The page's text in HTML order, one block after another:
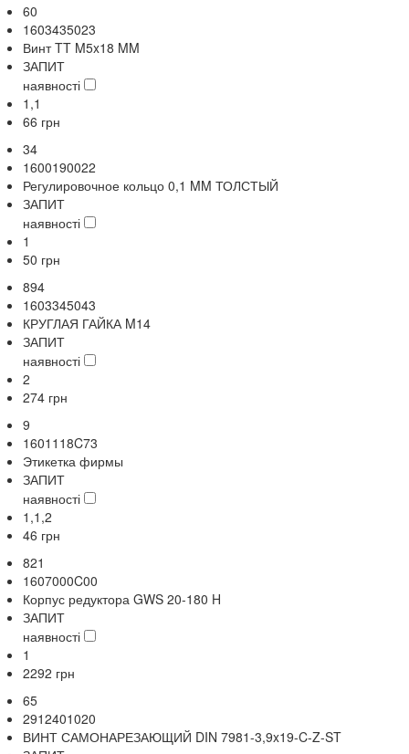
60
1603435023
Винт TT M5x18 MM
ЗАПИТ
наявності
1,1
66 грн
34
1600190022
Регулировочное кольцо 0,1 MM ТОЛСТЫЙ
ЗАПИТ
наявності
1
50 грн
894
1603345043
КРУГЛАЯ ГАЙКА M14
ЗАПИТ
наявності
2
274 грн
9
1601118C73
Этикетка фирмы
ЗАПИТ
наявності
1,1,2
46 грн
821
1607000C00
Корпус редуктора GWS 20-180 H
ЗАПИТ
наявності
1
2292 грн
65
2912401020
ВИНТ САМОНАРЕЗАЮЩИЙ DIN 7981-3,9x19-C-Z-ST